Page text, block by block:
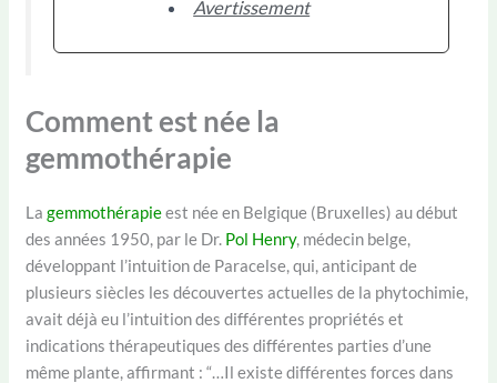
Avertissement
Comment est née la
gemmothérapie
Lagemmothérapieest née en Belgique (Bruxelles) au début
des années 1950, par le Dr. Pol Henry, médecin belge,
développant l’intuition de Paracelse, qui, anticipant de
plusieurs siècles les découvertes actuelles de la phytochimie,
avait déjà eu l’intuition des différentes propriétés et
indications thérapeutiques des différentes parties d’une
même plante, affirmant : “…Il existe différentes forces dans